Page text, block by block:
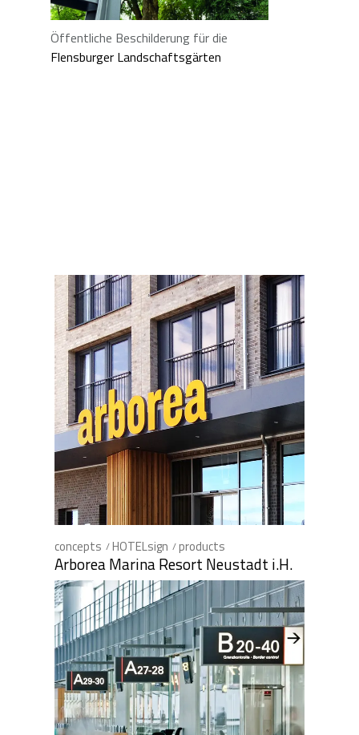
Öffentliche Beschilderung für die
Flensburger Landschaftsgärten
concepts HOTELsign products
Arborea Marina Resort Neustadt i.H.